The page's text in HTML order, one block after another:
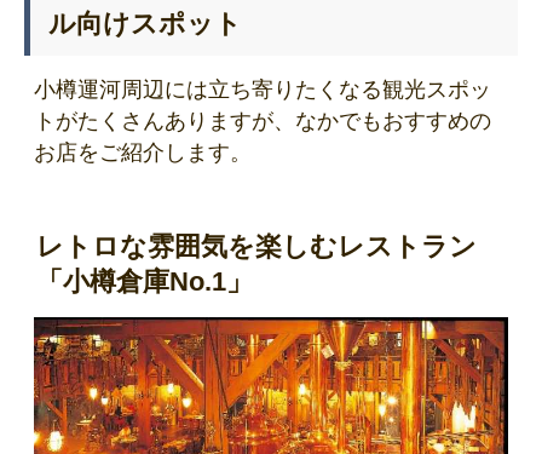
ル向けスポット
小樽運河周辺には立ち寄りたくなる観光スポッ
トがたくさんありますが、なかでもおすすめの
お店をご紹介します。
レトロな雰囲気を楽しむレストラン
「小樽倉庫No.1」